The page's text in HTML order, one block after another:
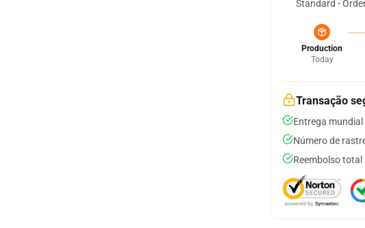
Standard -
Production
Today
Transação
Entrega
Número de
Reembolso